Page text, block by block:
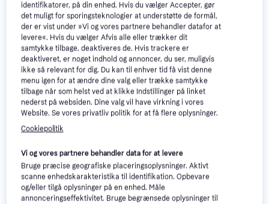
Annonce
identifikatorer, på din enhed. Hvis du vælger Accepter, gør
det muligt for sporingsteknologier at understøtte de formål,
der er vist under »Vi og vores partnere behandler datafor at
levere«. Hvis du vælger Afvis alle eller trækker dit
samtykke tilbage, deaktiveres de. Hvis trackere er
deaktiveret, er noget indhold og annoncer, du ser, muligvis
ikke så relevant for dig. Du kan til enhver tid få vist denne
menu igen for at ændre dine valg eller trække samtykke
tilbage når som helst ved at klikke Indstillinger på linket
nederst på websiden. Dine valg vil have virkning i vores
Website. Se vores privatliv politik for at få flere oplysninger.
Cookiepolitik
Vi og vores partnere behandler data for at levere
Bruge præcise geografiske placeringsoplysninger. Aktivt
scanne enhedskarakteristika til identifikation. Opbevare
og/eller tilgå oplysninger på en enhed. Måle
annonceringseffektivitet. Bruge begrænsede oplysninger til